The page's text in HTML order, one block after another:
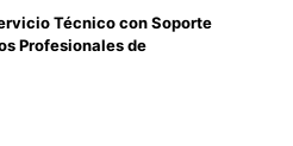
Técnico con Soporte
Profesionales de